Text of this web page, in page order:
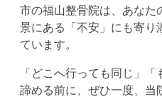
市の福山整骨院は、あなた
景にある「不安」にも寄り
ています。
「どこへ行っても同じ」
諦める前に、ぜひ一度、当